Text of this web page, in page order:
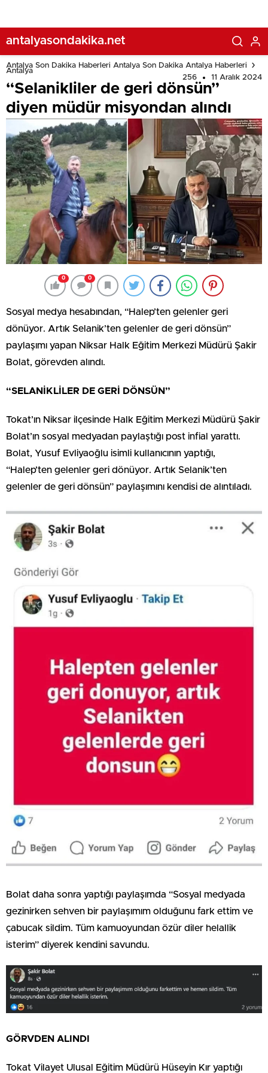
antalyasondakika.net
Antalya Son Dakika Haberleri Antalya Son Dakika Antalya Haberleri
Antalya
256
11 Aralık 2024
“Selanikliler de geri dönsün”
diyen müdür misyondan alındı
0 0
Sosyal medya hesabından, “Halep’ten gelenler geri
dönüyor. Artık Selanik’ten gelenler de geri dönsün”
paylaşımı yapan Niksar Halk Eğitim Merkezi Müdürü Şakir
Bolat, görevden alındı.
“SELANİKLİLER DE GERİ DÖNSÜN”
Tokat’ın Niksar ilçesinde Halk Eğitim Merkezi Müdürü Şakir
Bolat’ın sosyal medyadan paylaştığı post infial yarattı.
Bolat, Yusuf Evliyaoğlu isimli kullanıcının yaptığı,
“Halep’ten gelenler geri dönüyor. Artık Selanik’ten
gelenler de geri dönsün” paylaşımını kendisi de alıntıladı.
Bolat daha sonra yaptığı paylaşımda “Sosyal medyada
gezinirken sehven bir paylaşımım olduğunu fark ettim ve
çabucak sildim. Tüm kamuoyundan özür diler helallik
isterim” diyerek kendini savundu.
GÖRVDEN ALINDI
Tokat Vilayet Ulusal Eğitim Müdürü Hüseyin Kır yaptığı